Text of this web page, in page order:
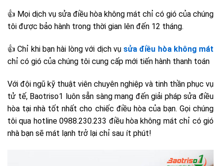
👍 Mọi dịch vụ sửa điều hòa không mát chỉ có gió của chúng
tôi được bảo hành trong thời gian lên đến 12 tháng.
👍 Chỉ khi bạn hài lòng với dịch vụ sửa điều hòa không mát
chỉ có gió của chúng tôi cung cấp mới tiến hành thanh toán
Với đội ngũ kỹ thuật viên chuyên nghiệp và tinh thần phục vụ
tử tế, Baotriso1 luôn sẵn sàng mang đến giải pháp sửa điều
hòa tại nhà tốt nhất cho chiếc điều hòa của bạn. Gọi chúng
tôi qua hotline 0988.230.233 điều hòa không mát chỉ có gió
nhà bạn sẽ mát lạnh trở lại chỉ sau ít phút!